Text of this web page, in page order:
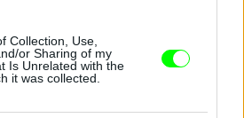
Collection, Use,
or Sharing of my
Is Unrelated with the
it was collected.